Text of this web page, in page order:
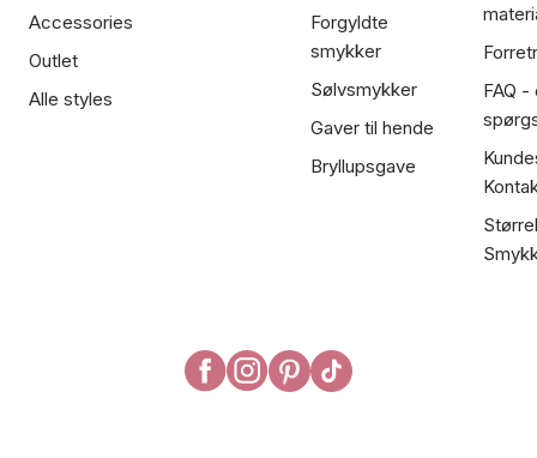
Accessories
Outlet
Alle styles
Forgyldte
smykker
Sølvsmykker
Gaver til hende
Bryllupsgave
FAQ